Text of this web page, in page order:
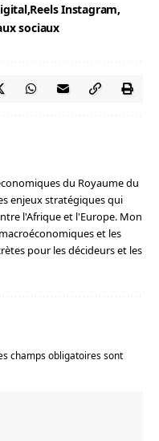
Reels Instagram
sociaux
du Royaume du
enjeux stratégiques qui
l'Afrique et l'Europe. Mon
et les
pour les décideurs et les
champs obligatoires sont